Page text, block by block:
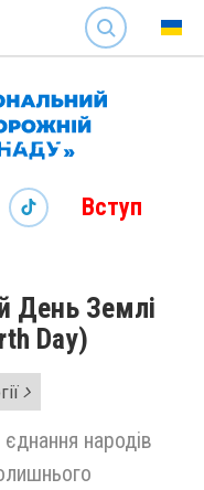
SEARCH
Вступ
День Землі
Day)
народів